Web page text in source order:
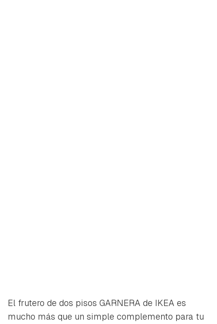
El frutero de dos pisos GARNERA de IKEA es
mucho más que un simple complemento para tu